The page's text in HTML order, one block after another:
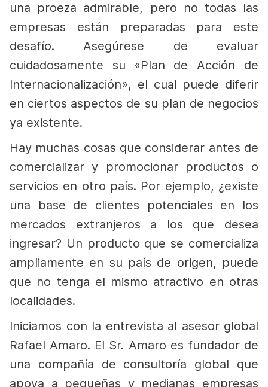
una proeza admirable, pero no todas las
empresas están preparadas para este
desafío. Asegúrese de evaluar
cuidadosamente su «Plan de Acción de
Internacionalización», el cual puede diferir
en ciertos aspectos de su plan de negocios
ya existente.
Hay muchas cosas que considerar antes de
comercializar y promocionar productos o
servicios en otro país. Por ejemplo, ¿existe
una base de clientes potenciales en los
mercados extranjeros a los que desea
ingresar? Un producto que se comercializa
ampliamente en su país de origen, puede
que no tenga el mismo atractivo en otras
localidades.
Iniciamos con la entrevista al asesor global
Rafael Amaro. El Sr. Amaro es fundador de
una compañía de consultoría global que
apoya a pequeñas y medianas empresas